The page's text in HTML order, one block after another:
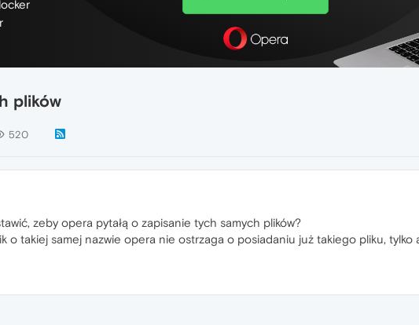
plików
520
zeby opera pytałą o zapisanie tych samych plików?
o takiej samej nazwie opera nie ostrzaga o posiadaniu już takiego pliku,